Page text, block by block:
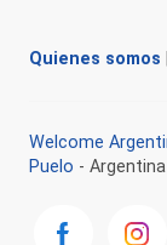
Quienes somos
Welcome
Puelo -